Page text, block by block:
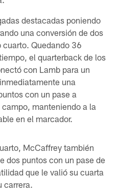
destacadas poniendo
una conversión de dos
cuarto. Quedando 36
el quarterback de los
con Lamb para un
una
con un pase a
manteniendo a la
en el marcador.
McCaffrey también
dos puntos con un pase de
que le valió su cuarta
carrera.